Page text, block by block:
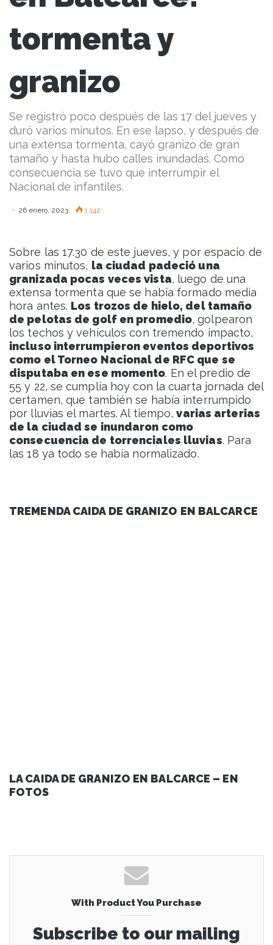
tormenta y
granizo
Se registró poco después de las 17 del jueves y
duró varios minutos. En ese lapso, y después de
una extensa tormenta, cayó granizo de gran
tamaño y hasta hubo calles inundadas. Como
consecuencia se tuvo que interrumpir el
Nacional de infantiles.
26 enero, 2023 1.142
Sobre las 17.30 de este jueves, y por espacio de
varios minutos, la ciudad padeció una
granizada pocas veces vista, luego de una
extensa tormenta que se había formado media
hora antes. Los trozos de hielo, del tamaño
de pelotas de golf en promedio, golpearon
los techos y vehículos con tremendo impacto,
incluso interrumpieron eventos deportivos
como el Torneo Nacional de RFC que se
disputaba en ese momento. En el predio de
55 y 22, se cumplía hoy con la cuarta jornada del
certamen, que también se había interrumpido
por lluvias el martes. Al tiempo,varias arterias
de la ciudad se inundaron como
consecuencia de torrenciales lluvias. Para
las 18 ya todo se había normalizado.
TREMENDA CAIDA DE GRANIZO EN BALCARCE
LA CAIDA DE GRANIZO EN BALCARCE – EN
FOTOS
With Product You Purchase
Subscribe to our mailing